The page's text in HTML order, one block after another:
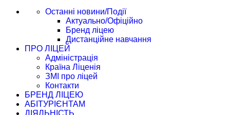
Останні новини/Події
Актуально/Офіційно
Бренд ліцею
Дистанційне навчання
ПРО ЛІЦЕЙ
Адміністрація
Країна Ліценія
ЗМІ про ліцей
Контакти
БРЕНД ЛІЦЕЮ
АБІТУРІЄНТАМ
ДІЯЛЬНІСТЬ